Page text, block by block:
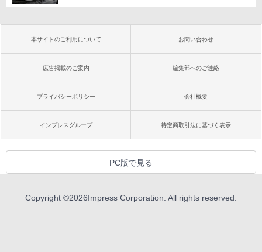
本サイトのご利用について お問い合わせ
広告掲載のご案内 編集部へのご連絡
プライバシーポリシー 会社概要
インプレスグループ 特定商取引法に基づく表示
PC版で見る
Copyright ©2026Impress Corporation. All rights reserved.